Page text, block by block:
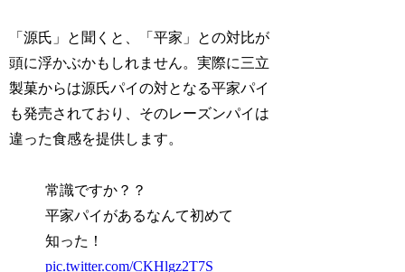
「源氏」と聞くと、「平家」との対比が
頭に浮かぶかもしれません。実際に三立
製菓からは源氏パイの対となる平家パイ
も発売されており、そのレーズンパイは
違った食感を提供します。
常識ですか？？
平家パイがあるなんて初めて
知った！
pic.twitter.com/CKHlgz2T7S